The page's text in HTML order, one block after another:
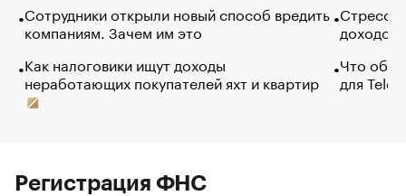
Сотрудники открыли новый способ вредить
компаниям. Зачем им это
Как налоговики ищут доходы
неработающих покупателей яхт и квартир
Стресс
доходов
Что
для
Регистрация ФНС